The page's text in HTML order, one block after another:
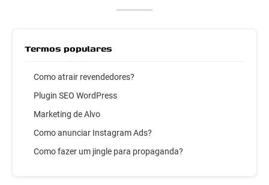
Termos populares
Como atrair revendedores?
Plugin SEO WordPress
Marketing de Alvo
Como anunciar Instagram Ads?
Como fazer um jingle para propaganda?